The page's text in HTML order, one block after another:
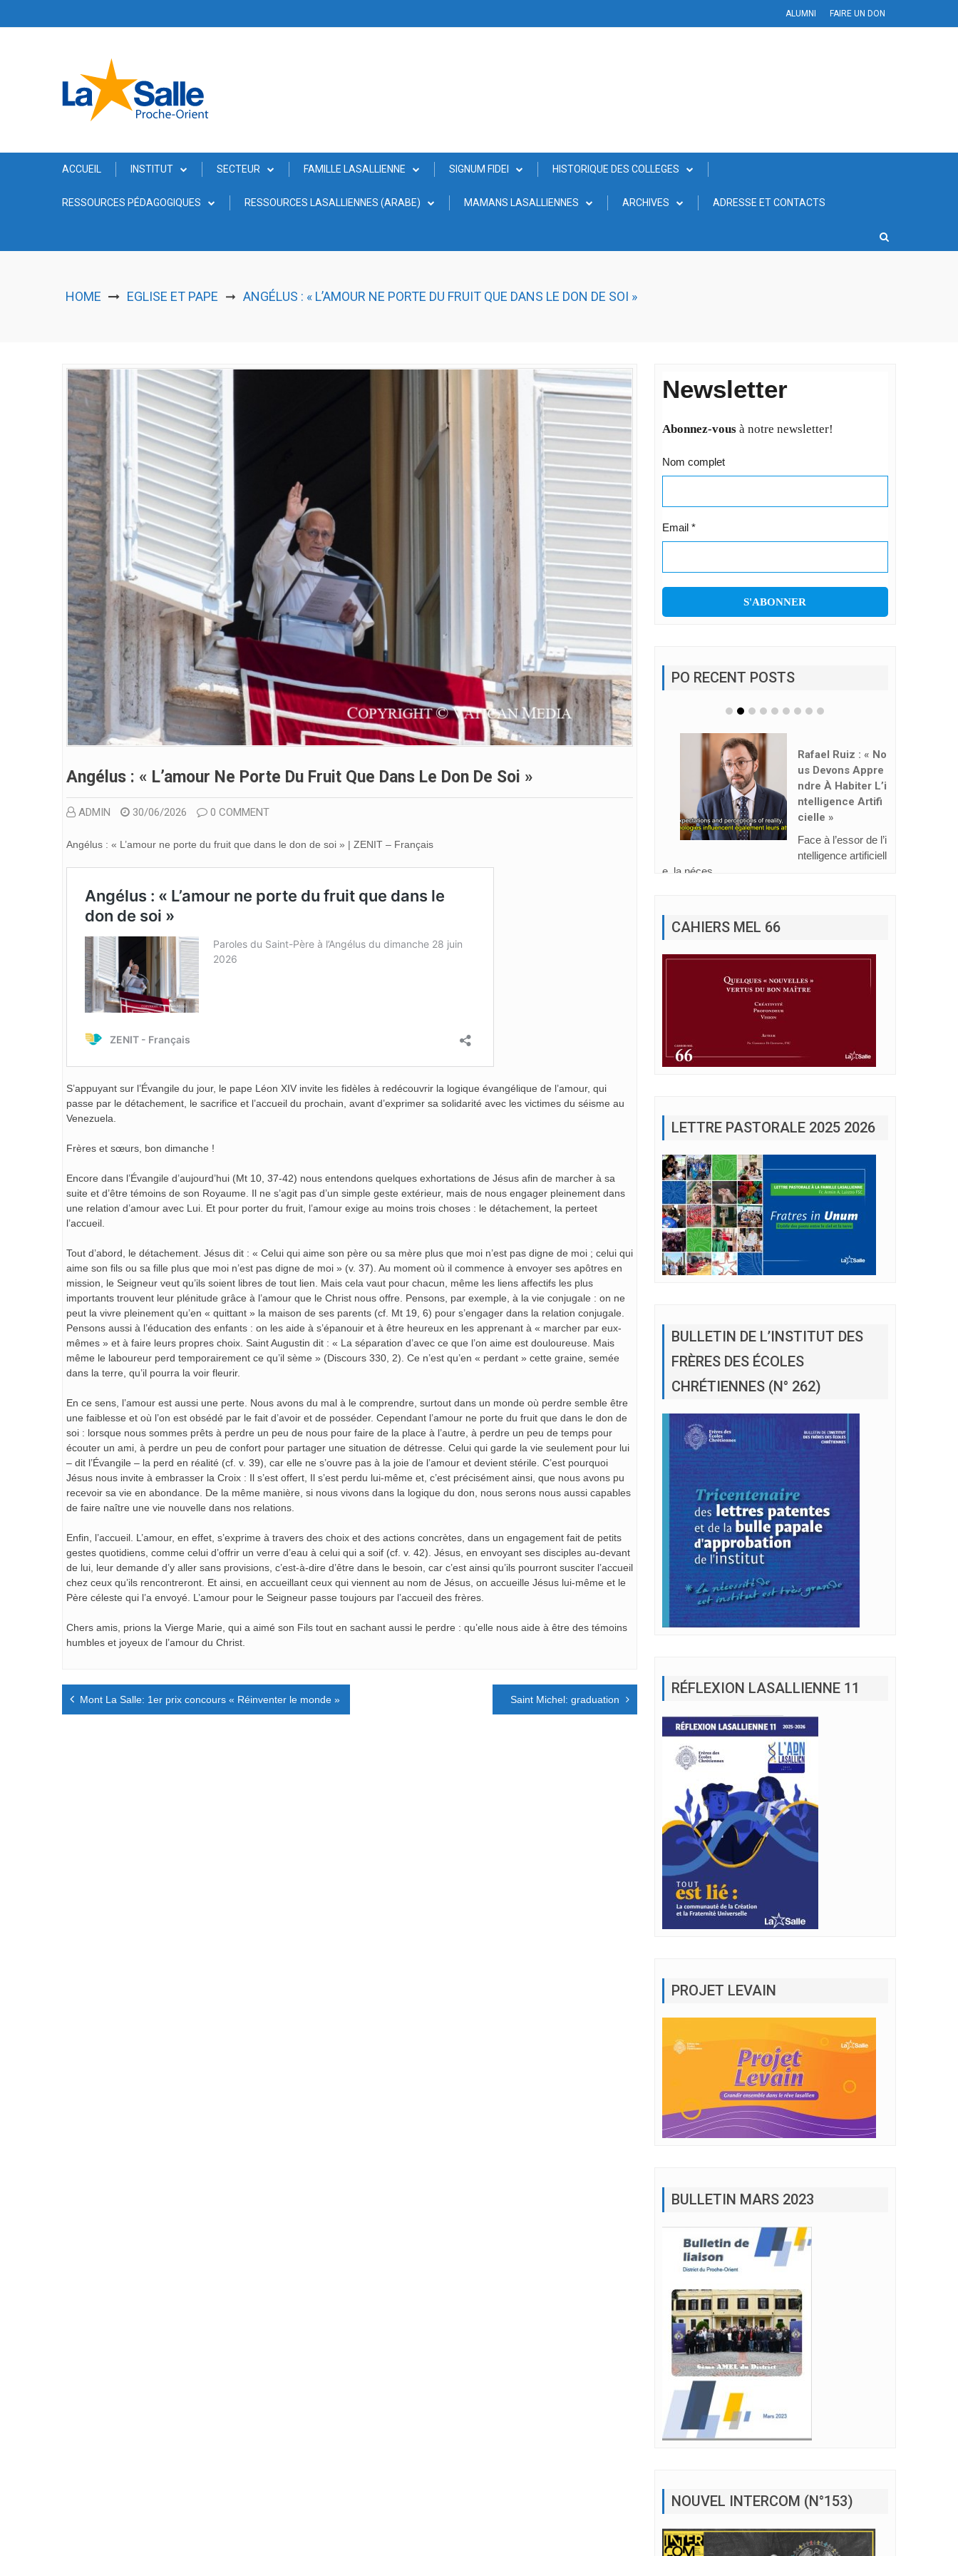
ALUMNI FAIRE UN DON
ACCUEIL INSTITUT SECTEUR FAMILLE LASALLIENNE SIGNUM FIDEI HISTORIQUE DES COLLEGES
RESSOURCES PÉDAGOGIQUES RESSOURCES LASALLIENNES (ARABE) MAMANS LASALLIENNES ARCHIVES ADRESSE ET CONTACTS
HOME EGLISE ET PAPE ➞ ANGÉLUS : « L’AMOUR NE PORTE DU FRUIT QUE DANS LE DON DE SOI »
Angélus : « L’amour Ne Porte Du Fruit Que Dans Le Don De Soi »
ADMIN 30/06/2026 0 COMMENT
Angélus : « L’amour ne porte du fruit que dans le don de soi » | ZENIT – Français
S’appuyant sur l’Évangile du jour, le pape Léon XIV invite les fidèles à redécouvrir la logique évangélique de l’amour, qui
passe par le détachement, le sacrifice et l’accueil du prochain, avant d’exprimer sa solidarité avec les victimes du séisme au
Venezuela.
Frères et sœurs, bon dimanche !
Encore dans l’Évangile d’aujourd’hui (Mt 10, 37-42) nous entendons quelques exhortations de Jésus afin de marcher à sa
suite et d’être témoins de son Royaume. Il ne s’agit pas d’un simple geste extérieur, mais de nous engager pleinement dans
une relation d’amour avec Lui. Et pour porter du fruit, l’amour exige au moins trois choses : le détachement, la perteet
l’accueil.
Tout d’abord, le détachement. Jésus dit : « Celui qui aime son père ou sa mère plus que moi n’est pas digne de moi ; celui qui
aime son fils ou sa fille plus que moi n’est pas digne de moi » (v. 37). Au moment où il commence à envoyer ses apôtres en
mission, le Seigneur veut qu’ils soient libres de tout lien. Mais cela vaut pour chacun, même les liens affectifs les plus
importants trouvent leur plénitude grâce à l’amour que le Christ nous offre. Pensons, par exemple, à la vie conjugale : on ne
peut la vivre pleinement qu’en « quittant » la maison de ses parents (cf. Mt 19, 6) pour s’engager dans la relation conjugale.
Pensons aussi à l’éducation des enfants : on les aide à s’épanouir et à être heureux en les apprenant à « marcher par eux-
mêmes » et à faire leurs propres choix. Saint Augustin dit : « La séparation d’avec ce que l’on aime est douloureuse. Mais
même le laboureur perd temporairement ce qu’il sème » (Discours 330, 2). Ce n’est qu’en « perdant » cette graine, semée
dans la terre, qu’il pourra la voir fleurir.
En ce sens, l’amour est aussi une perte. Nous avons du mal à le comprendre, surtout dans un monde où perdre semble être
une faiblesse et où l’on est obsédé par le fait d’avoir et de posséder. Cependant l’amour ne porte du fruit que dans le don de
soi : lorsque nous sommes prêts à perdre un peu de nous pour faire de la place à l’autre, à perdre un peu de temps pour
écouter un ami, à perdre un peu de confort pour partager une situation de détresse. Celui qui garde la vie seulement pour lui
– dit l’Évangile – la perd en réalité (cf. v. 39), car elle ne s’ouvre pas à la joie de l’amour et devient stérile. C’est pourquoi
Jésus nous invite à embrasser la Croix : Il s’est offert, Il s’est perdu lui-même et, c’est précisément ainsi, que nous avons pu
recevoir sa vie en abondance. De la même manière, si nous vivons dans la logique du don, nous serons nous aussi capables
de faire naître une vie nouvelle dans nos relations.
Enfin, l’accueil. L’amour, en effet, s’exprime à travers des choix et des actions concrètes, dans un engagement fait de petits
gestes quotidiens, comme celui d’offrir un verre d’eau à celui qui a soif (cf. v. 42). Jésus, en envoyant ses disciples au-devant
de lui, leur demande d’y aller sans provisions, c’est-à-dire d’être dans le besoin, car c’est ainsi qu’ils pourront susciter l’accueil
chez ceux qu’ils rencontreront. Et ainsi, en accueillant ceux qui viennent au nom de Jésus, on accueille Jésus lui-même et le
Père céleste qui l’a envoyé. L’amour pour le Seigneur passe toujours par l’accueil des frères.
Chers amis, prions la Vierge Marie, qui a aimé son Fils tout en sachant aussi le perdre : qu’elle nous aide à être des témoins
humbles et joyeux de l’amour du Christ.
Navigation
de
Mont La Salle: 1er prix concours « Réinventer le monde » Saint Michel: graduation
Newsletter
Abonnez-vousà notre newsletter!
Nom complet
Email *
PO RECENT POSTS
Us Devons Appre
Ndre À Habiter L’i
Ntelligence Artifi
Cielle »
ntelligence artificiell
CAHIERS MEL 66
LETTRE PASTORALE 2025 2026
BULLETIN DE L’INSTITUT DES
FRÈRES DES ÉCOLES
CHRÉTIENNES (N° 262)
RÉFLEXION LASALLIENNE 11
PROJET LEVAIN
BULLETIN MARS 2023
NOUVEL INTERCOM (N°153)